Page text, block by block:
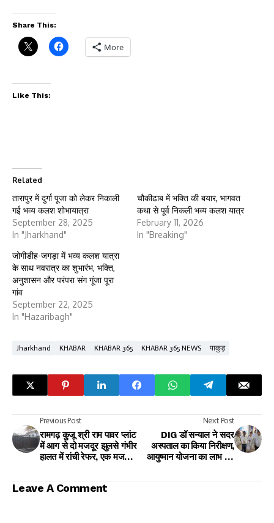
Share This:
More
Like This:
Related
तारापुर में दुर्गा पूजा को लेकर निकाली
गई भव्य कलश शोभायात्रा
September 28, 2025
In "Jharkhand"
चौकीढाब में भक्ति की बयार, भागवत
कथा से पूर्व निकली भव्य कलश यात्र
February 11, 2026
In "Breaking"
जोगीडीह-जगड़ा में भव्य कलश यात्रा
के साथ नवरात्र का शुभारंभ, भक्ति,
अनुशासन और परंपरा संग गूंजा पूरा
गांव
September 22, 2025
In "Hazaribagh"
Jharkhand KHABAR KHABAR 365 KHABAR 365 NEWS पाकुड़
Previous Post
रामगढ़ कुजू श्री राम पावर प्लांट
में आग से दो मजदूर झुलसे गंभीर
हालत में रांची रेफर, एक मजदूर
Next Post
DIG डॉ सन्याल ने सदर
अस्पताल का किया निरीक्षण,
आयुष्मान योजना का लाभ देने
Leave A Comment